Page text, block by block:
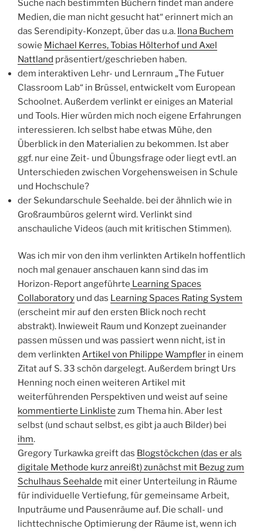
Suche nach bestimmten Büchern findet man andere
Medien, die man nicht gesucht hat“ erinnert mich an
das Serendipity-Konzept, über das u.a. Ilona Buchem
sowie Michael Kerres, Tobias Hölterhof und Axel
Nattland präsentiert/geschrieben haben.
dem interaktiven Lehr- und Lernraum „The Futuer
Classroom Lab“ in Brüssel, entwickelt vom European
Schoolnet. Außerdem verlinkt er einiges an Material
und Tools. Hier würden mich noch eigene Erfahrungen
interessieren. Ich selbst habe etwas Mühe, den
Überblick in den Materialien zu bekommen. Ist aber
ggf. nur eine Zeit- und Übungsfrage oder liegt evtl. an
Unterschieden zwischen Vorgehensweisen in Schule
und Hochschule?
der Sekundarschule Seehalde. bei der ähnlich wie in
Großraumbüros gelernt wird. Verlinkt sind
anschauliche Videos (auch mit kritischen Stimmen).
Was ich mir von den ihm verlinkten Artikeln hoffentlich
noch mal genauer anschauen kann sind das im
Horizon-Report angeführte Learning Spaces
Collaboratory und das Learning Spaces Rating System
(erscheint mir auf den ersten Blick noch recht
abstrakt). Inwieweit Raum und Konzept zueinander
passen müssen und was passiert wenn nicht, ist in
dem verlinkten Artikel von Philippe Wampfler in einem
Zitat auf S. 33 schön dargelegt. Außerdem bringt Urs
Henning noch einen weiteren Artikel mit
weiterführenden Perspektiven und weist auf seine
kommentierte Linkliste zum Thema hin. Aber lest
selbst (und schaut selbst, es gibt ja auch Bilder) bei
ihm.
Gregory Turkawka greift das Blogstöckchen (das er als
digitale Methode kurz anreißt) zunächst mit Bezug zum
Schulhaus Seehalde mit einer Unterteilung in Räume
für individuelle Vertiefung, für gemeinsame Arbeit,
Inputräume und Pausenräume auf. Die schall- und
lichttechnische Optimierung der Räume ist, wenn ich